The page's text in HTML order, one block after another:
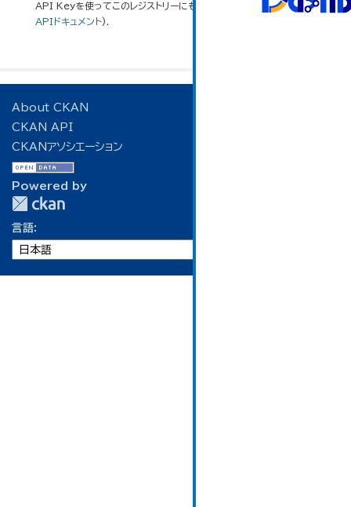
API Keyを使ってこのレジストリーにもアクセス可能ですAPI(see
APIドキュメント).
About CKAN
CKAN API
CKANアソシエーション
Powered by
言語